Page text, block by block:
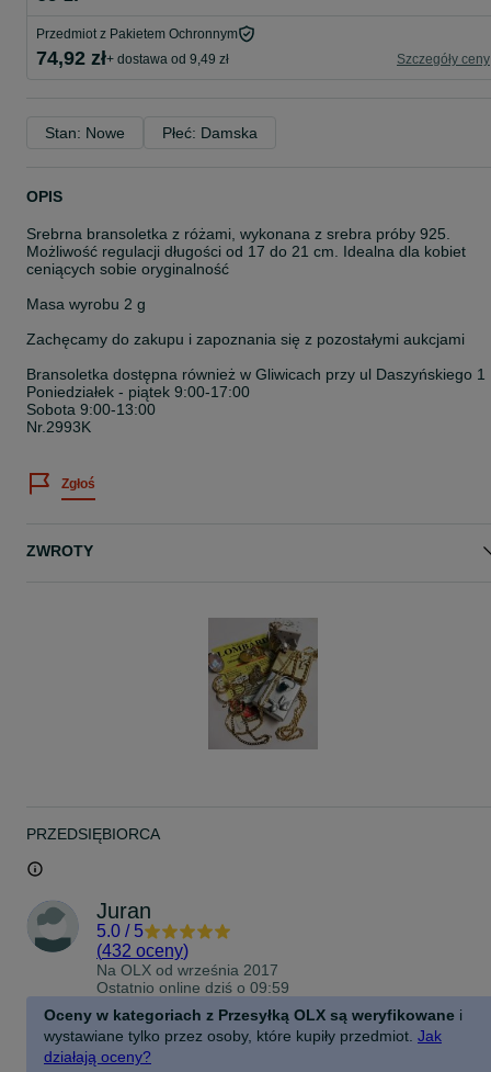
Przedmiot z Pakietem Ochronnym
74,92 zł+ dostawa od 9,49 zł Szczegóły ceny
Stan: Nowe Płeć: Damska
OPIS
Srebrna bransoletka z różami, wykonana z srebra próby 925.
Możliwość regulacji długości od 17 do 21 cm. Idealna dla kobiet
ceniących sobie oryginalność
Masa wyrobu 2 g
Zachęcamy do zakupu i zapoznania się z pozostałymi aukcjami
Bransoletka dostępna również w Gliwicach przy ul Daszyńskiego 1
Poniedziałek - piątek 9:00-17:00
Sobota 9:00-13:00
Nr.2993K
Zgłoś
ZWROTY
PRZEDSIĘBIORCA
Juran
5.0 / 5
(432 oceny)
Na OLX od września 2017
Ostatnio online dziś o 09:59
Oceny w kategoriach z Przesyłką OLX są weryfikowane i
wystawiane tylko przez osoby, które kupiły przedmiot. Jak
działają oceny?